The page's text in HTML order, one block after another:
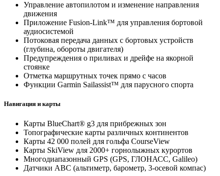
Управление автопилотом и изменение направления
движения
Приложение Fusion-Link™ для управления бортовой
аудиосистемой
Потоковая передача данных с бортовых устройств
(глубина, обороты двигателя)
Предупреждения о приливах и дрейфе на якорной
стоянке
Отметка маршрутных точек прямо с часов
Функции Garmin Sailassist™ для парусного спорта
Навигация и карты
Карты BlueChart® g3 для прибрежных зон
Топографические карты различных континентов
Карты 42 000 полей для гольфа CourseView
Карты SkiView для 2000+ горнолыжных курортов
Многодиапазонный GPS (GPS, ГЛОНАСС, Galileo)
Датчики ABC (альтиметр, барометр, 3-осевой компас)